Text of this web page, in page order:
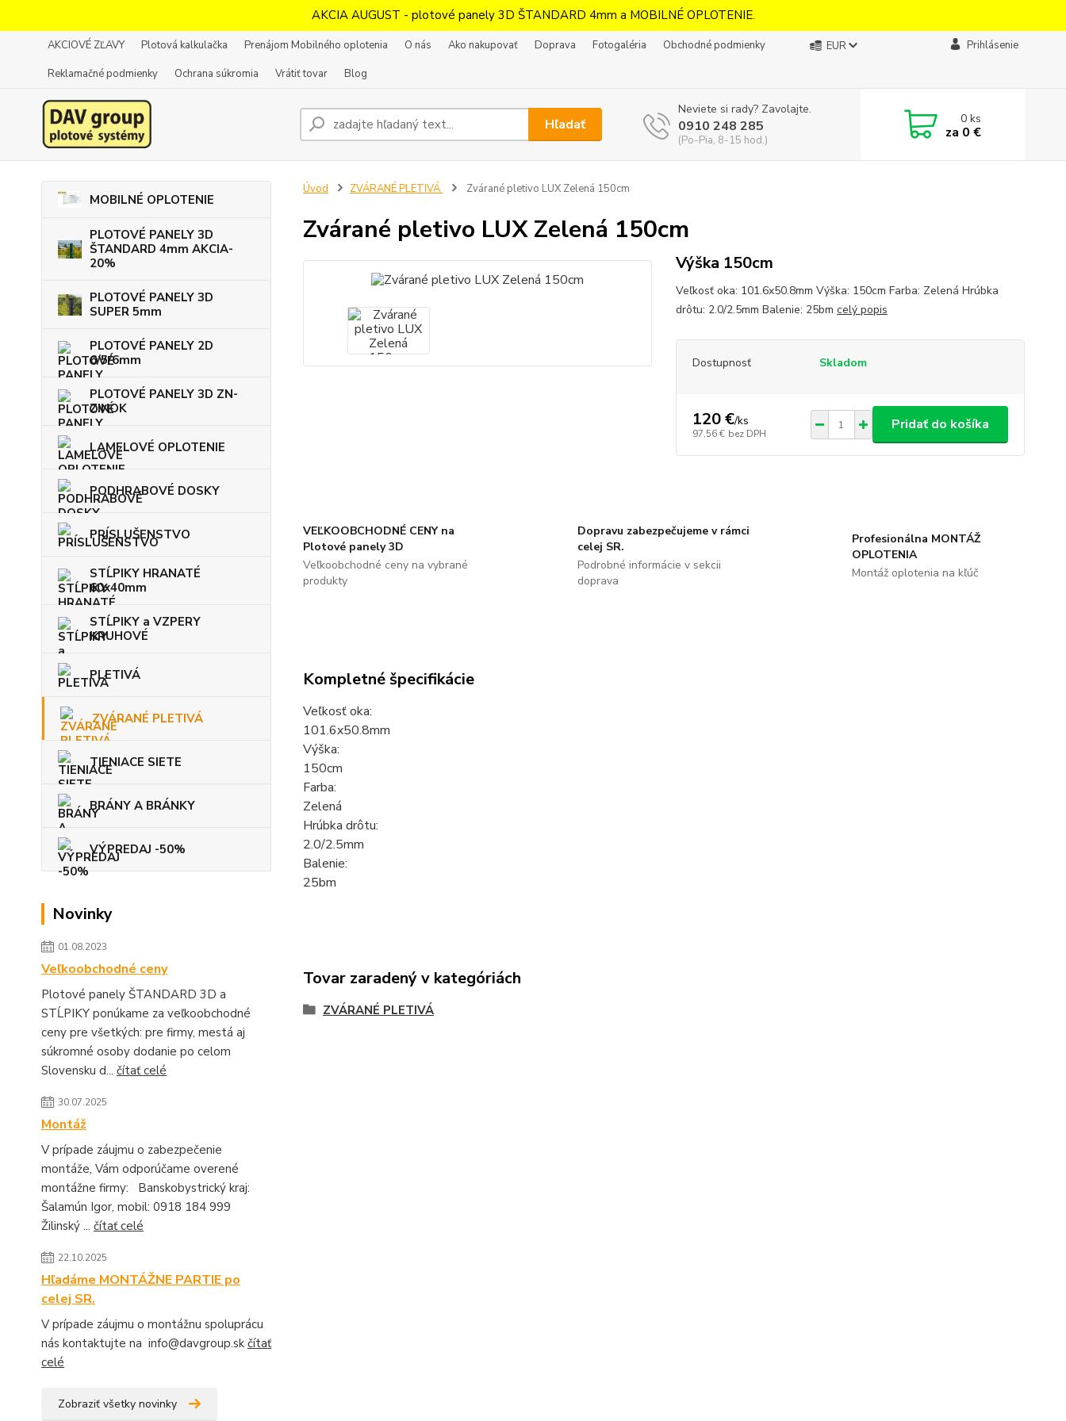
AKCIA AUGUST - plotové panely 3D ŠTANDARD 4mm a MOBILNÉ OPLOTENIE.
AKCIOVÉ ZĽAVY Plotová kalkulačka Prenájom Mobilného oplotenia O nás Ako nakupovať Doprava Fotogaléria
Obchodné podmienky
Reklamačné podmienky
Ochrana súkromia Vrátiť tovar Blog
EUR Prihlásenie
Hľadať
Neviete si rady? Zavolajte.
0910 248 285
(Po-Pia, 8-15 hod.)
0ks
za 0 €
MOBILNÉ OPLOTENIE
PLOTOVÉ PANELY 3D
ŠTANDARD 4mm AKCIA-
20%
PLOTOVÉ PANELY 3D
SUPER 5mm
PLOTOVÉ PANELY 2D
6/5/6mm
PLOTOVÉ PANELY 3D ZN-
ZINOK
LAMELOVÉ OPLOTENIE
PODHRABOVÉ DOSKY
PRÍSLUŠENSTVO
STĹPIKY HRANATÉ
60x40mm
STĹPIKY a VZPERY
KRUHOVÉ
PLETIVÁ
ZVÁRANÉ PLETIVÁ
TIENIACE SIETE
BRÁNY A BRÁNKY
VÝPREDAJ -50%
Novinky
01.08.2023
Veľkoobchodné ceny
Plotové panely ŠTANDARD 3D a
STĹPIKY ponúkame za veľkoobchodné
ceny pre všetkých: pre firmy, mestá aj
súkromné osoby dodanie po celom
Slovensku d... čítať celé
30.07.2025
Montáž
V prípade záujmu o zabezpečenie
montáže, Vám odporúčame overené
montážne firmy: Banskobystrický kraj:
Šalamún Igor, mobil: 0918 184 999
Žilinský ... čítať celé
22.10.2025
Hľadáme MONTÁŽNE PARTIE po
celej SR.
V prípade záujmu o montážnu spoluprácu
nás kontaktujte na info@davgroup.sk čítať
celé
Zobraziť všetky novinky
Úvod ZVÁRANÉ PLETIVÁ Zvárané pletivo LUX Zelená 150cm
Zvárané pletivo LUX Zelená 150cm
Výška 150cm
Veľkosť oka: 101.6x50.8mm Výška: 150cm Farba: Zelená Hrúbka
drôtu: 2.0/2.5mm Balenie: 25bm celý popis
Dostupnosť Skladom
120 €/ks
97,56 € bez DPH
Pridať do košíka
VEĽKOOBCHODNÉ CENY na
Plotové panely 3D
Veľkoobchodné ceny na vybrané
produkty
Dopravu zabezpečujeme v rámci
celej SR.
Podrobné informácie v sekcii
doprava
Profesionálna MONTÁŽ
OPLOTENIA
Montáž oplotenia na kľúč
Kompletné špecifikácie
Veľkosť oka:
101.6x50.8mm
Výška:
150cm
Farba:
Zelená
Hrúbka drôtu:
2.0/2.5mm
Balenie:
25bm
Tovar zaradený v kategóriách
ZVÁRANÉ PLETIVÁ